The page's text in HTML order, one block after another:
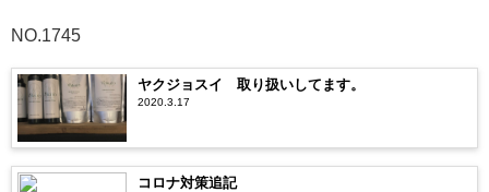
NO.1745
ヤクジョスイ®取り扱いしてます。
2020.3.17
コロナ対策追記